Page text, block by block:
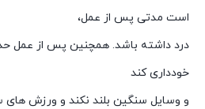
است مدتی پس از عمل،
درد داشته باشد. همچنین پس از عمل
خودداری کند
و وسایل سنگین بلند نکند و ورزش های